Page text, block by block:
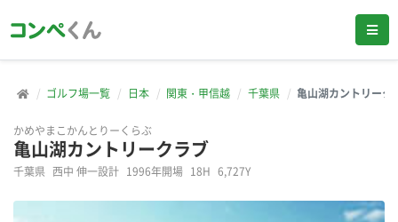
ゴルフ場一覧 日本 関東・甲信越 千葉県 亀山湖カントリーク
かめやまこかんとりーくらぶ
亀山湖カントリークラブ
千葉県 西中 伸一設計 1996年開場 18H 6,727Y